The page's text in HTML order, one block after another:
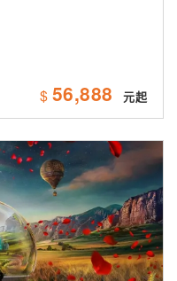
$ 56,888